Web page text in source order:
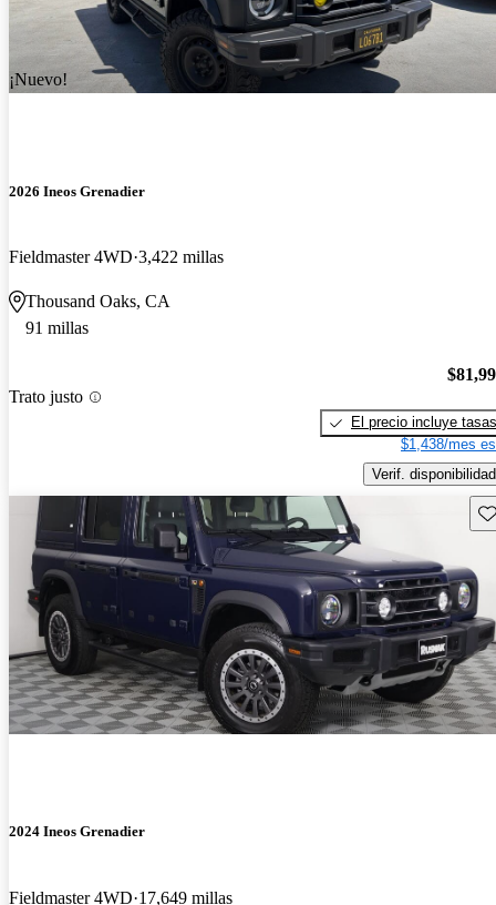
¡Nuevo!
2026 Ineos Grenadier
Fieldmaster 4WD 3,422 millas
Thousand Oaks, CA
91 millas
Trato justo
El precio incluye tasas
$1,438/mes
Verif. disponibilidad
2024 Ineos Grenadier
Fieldmaster 4WD 17,649 millas